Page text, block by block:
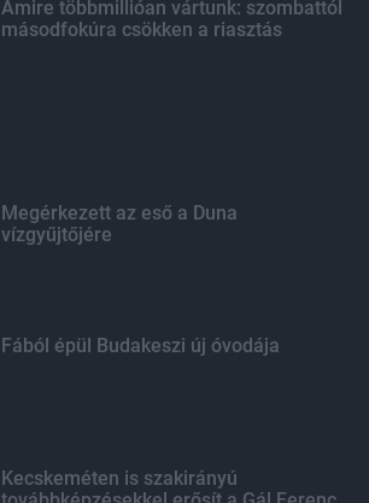
Amire többmillióan vártunk: szombattól
másodfokúra csökken a riasztás
Megérkezett az eső a Duna
vízgyűjtőjére
Fából épül Budakeszi új óvodája
Kecskeméten is szakirányú